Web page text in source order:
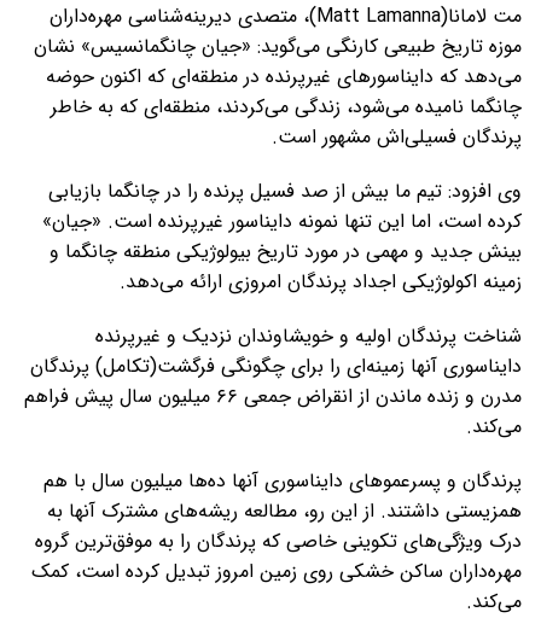
مت لامانا(Matt Lamanna)، متصدی دیرینه‌شناسی مهره‌داران
موزه تاریخ طبیعی کارنگی می‌گوید: «جیان چانگمانسیس» نشان
می‌دهد که دایناسورهای غیرپرنده در منطقه‌ای که اکنون حوضه
چانگما نامیده می‌شود، زندگی می‌کردند، منطقه‌ای که به خاطر
پرندگان فسیلی‌اش مشهور است.
وی افزود: تیم ما بیش از صد فسیل پرنده را در چانگما بازیابی
کرده است، اما این تنها نمونه‌ دایناسور غیرپرنده است. «جیان»
بینش جدید و مهمی در مورد تاریخ بیولوژیکی منطقه چانگما و
زمینه‌ اکولوژیکی اجداد پرندگان امروزی ارائه می‌دهد.
شناخت پرندگان اولیه و خویشاوندان نزدیک و غیرپرنده‌
دایناسوری آنها زمینه‌ای را برای چگونگی فرگشت(تکامل) پرندگان
مدرن و زنده ماندن از انقراض جمعی ۶۶ میلیون سال پیش فراهم
می‌کند.
پرندگان و پسرعموهای دایناسوری آنها ده‌ها میلیون سال با هم
همزیستی داشتند. از این رو، مطالعه‌ ریشه‌های مشترک آنها به
درک ویژگی‌های تکوینی خاصی که پرندگان را به موفق‌ترین گروه
مهره‌داران ساکن خشکی روی زمین امروز تبدیل کرده است، کمک
می‌کند.